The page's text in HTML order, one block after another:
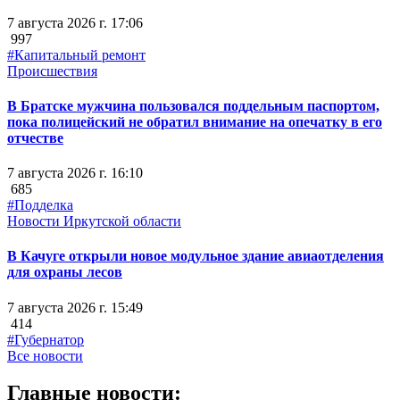
7 августа 2026 г. 17:06
997
#Капитальный ремонт
Происшествия
В Братске мужчина пользовался поддельным паспортом,
пока полицейский не обратил внимание на опечатку в его
отчестве
7 августа 2026 г. 16:10
685
#Подделка
Новости Иркутской области
В Качуге открыли новое модульное здание авиаотделения
для охраны лесов
7 августа 2026 г. 15:49
414
#Губернатор
Все новости
Главные новости: